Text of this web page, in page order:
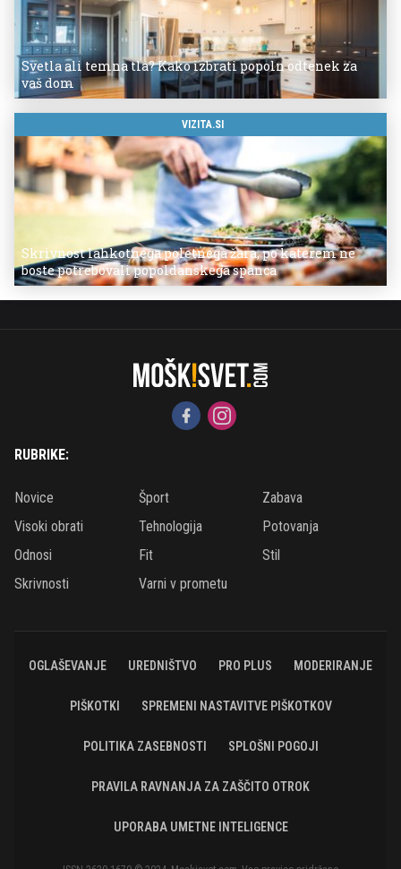
Svetla ali temna tla? Kako izbrati popoln odtenek za
vaš dom
VIZITA.SI
Skrivnost lahkotnega poletnega žara, po katerem ne
boste potrebovali popoldanskega spanca
RUBRIKE:
Novice Šport
Zabava
Visoki obrati
Tehnologija
Potovanja
Odnosi
Fit
Stil
Skrivnosti
Varni v prometu
OGLAŠEVANJE UREDNIŠTVO PRO PLUS MODERIRANJE
PIŠKOTKI SPREMENI NASTAVITVE PIŠKOTKOV
POLITIKA ZASEBNOSTI SPLOŠNI POGOJI
PRAVILA RAVNANJA ZA ZAŠČITO OTROK
UPORABA UMETNE INTELIGENCE